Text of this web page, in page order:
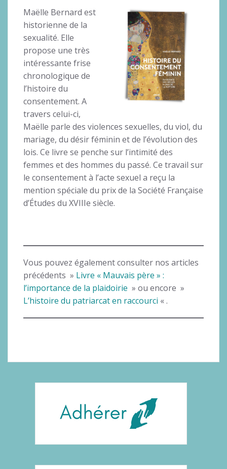
Maëlle Bernard est
historienne de la
sexualité. Elle
propose une très
intéressante frise
chronologique de
l’histoire du
consentement. A
travers celui-ci,
Maëlle parle des violences sexuelles, du viol, du
mariage, du désir féminin et de l’évolution des
lois. Ce livre se penche sur l’intimité des
femmes et des hommes du passé. Ce travail sur
le consentement à l’acte sexuel a reçu la
mention spéciale du prix de la Société Française
d’Études du XVIIIe siècle.
Vous pouvez également consulter nos articles
précédents » Livre « Mauvais père » :
l’importance de la plaidoirie » ou encore »
L’histoire du patriarcat en raccourci « .